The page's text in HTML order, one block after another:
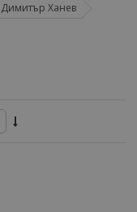
Димитър Ханев